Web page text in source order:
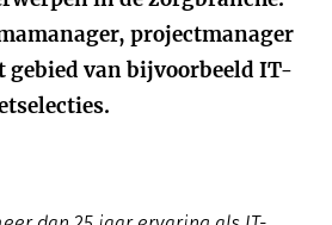
projectmanager
gebied van bijvoorbeeld IT-